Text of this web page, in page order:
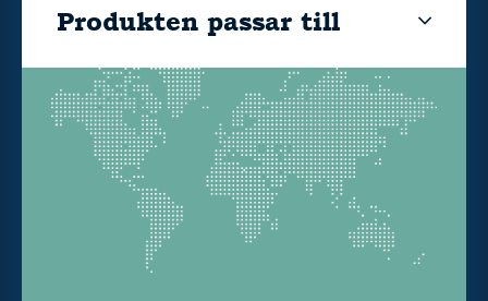
Produkten passar till